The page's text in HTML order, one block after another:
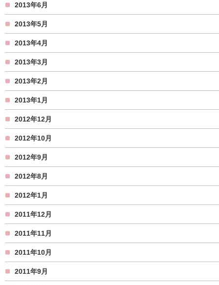
2013年6月
2013年5月
2013年4月
2013年3月
2013年2月
2013年1月
2012年12月
2012年10月
2012年9月
2012年8月
2012年1月
2011年12月
2011年11月
2011年10月
2011年9月